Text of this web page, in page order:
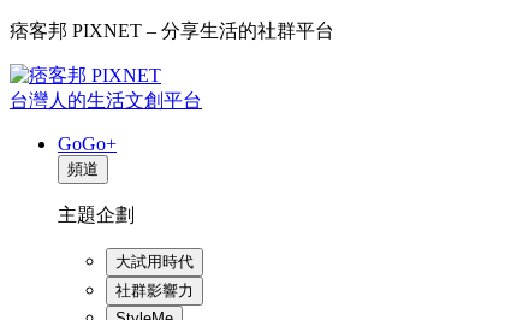
痞客邦 PIXNET – 分享生活的社群平台
台灣人的生活文創平台
GoGo+
頻道
主題企劃
大試用時代
社群影響力